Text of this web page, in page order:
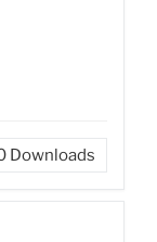
Downloads